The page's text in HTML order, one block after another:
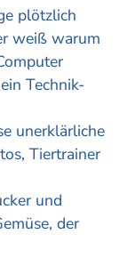
plötzlich
weiß warum
Technik-
unerklärliche
Tiertrainer
und
der